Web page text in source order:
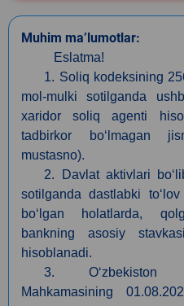
Muhim ma’lumotlar:
Eslatma!
1. Soliq kodeksining
mol-mulki sotilganda
xaridor soliq agenti
tadbirkor bo‘lmagan
mustasno).
2. Davlat aktivlari
sotilganda dastlabki
bo‘lgan holatlarda,
bankning asosiy
hisoblanadi.
3. O‘zbekiston
Mahkamasining